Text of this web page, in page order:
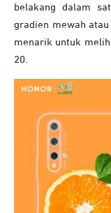
belakang dalam
gradien mewah
menarik untuk
20.